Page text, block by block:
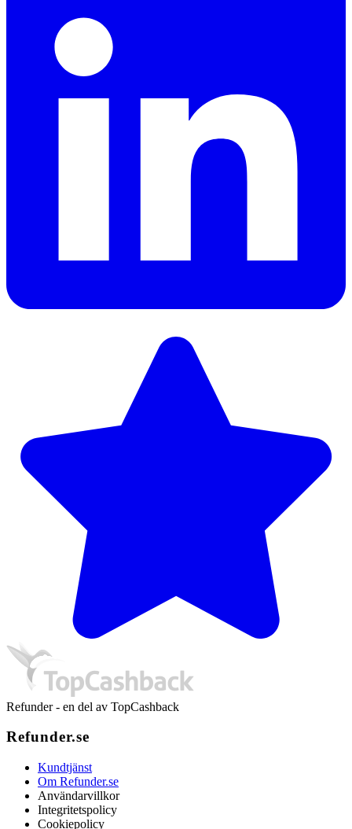
Refunder - en del av TopCashback
Refunder.se
Kundtjänst
Om Refunder.se
Användarvillkor
Integritetspolicy
Cookiepolicy